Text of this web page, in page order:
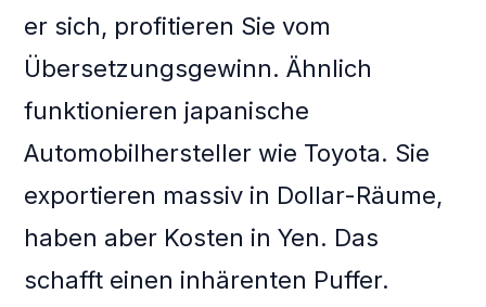
er sich, profitieren Sie vom
Übersetzungsgewinn. Ähnlich
funktionieren japanische
Automobilhersteller wie Toyota. Sie
exportieren massiv in Dollar-Räume,
haben aber Kosten in Yen. Das
schafft einen inhärenten Puffer.